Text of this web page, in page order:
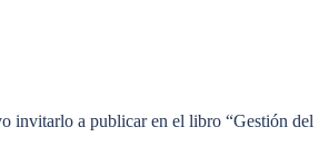
invitarlo a publicar en el libro “Gestión del